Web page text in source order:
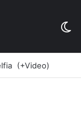
(+Video)